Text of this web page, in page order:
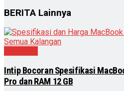
BERITA Lainnya
Intip Bocoran Spesifikasi
Pro dan RAM 12 GB